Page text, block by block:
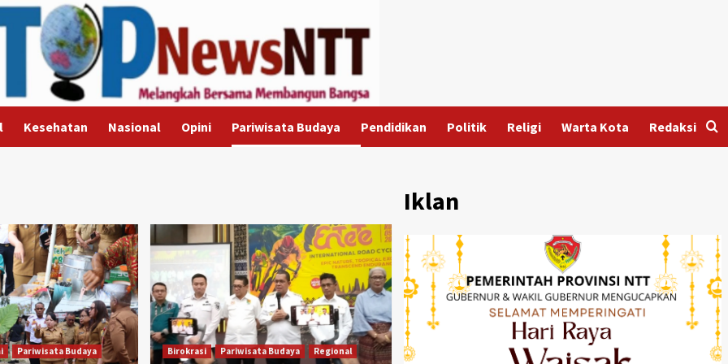
Kesehatan Nasional Opini Pariwisata Budaya Pendidikan Politik Religi Warta Kota Redaksi
Pariwisata Budaya Birokrasi Pariwisata Budaya Regional
Iklan